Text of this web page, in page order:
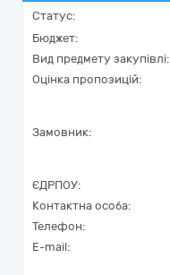
Статус:
Бюджет:
Вид предмету закупівлі:
Оцінка пропозицій:
Замовник:
ЄДРПОУ:
Контактна особа:
Телефон:
E-mail: